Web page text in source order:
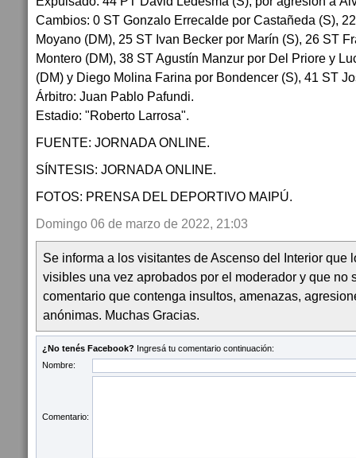
Cambios: 0 ST Gonzalo Errecalde por Castañeda (S),
Moyano (DM), 25 ST Ivan Becker por Marín (S), 26 ST
Montero (DM), 38 ST Agustín Manzur por Del Priore y
(DM) y Diego Molina Farina por Bondencer (S), 41 ST
Árbitro: Juan Pablo Pafundi.
Estadio: "Roberto Larrosa".
FUENTE: JORNADA ONLINE.
SÍNTESIS: JORNADA ONLINE.
FOTOS: PRENSA DEL DEPORTIVO MAIPÚ.
Domingo 06 de marzo de 2022, 21:03
Se informa a los visitantes de Ascenso del Interior que
visibles una vez aprobados por el moderador y que no
comentario que contenga insultos, amenazas,
anónimas. Muchas Gracias.
¿No tenés Facebook? Ingresá tu comentario continuación:
Nombre:
Comentario: